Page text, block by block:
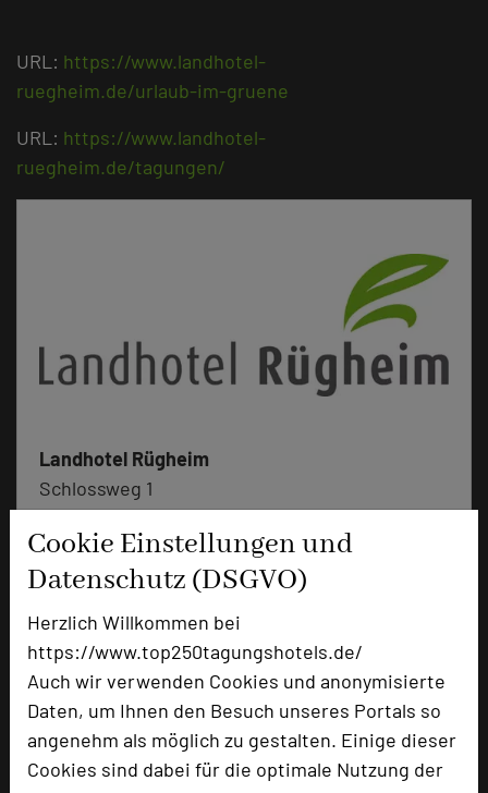
Cookie Einstellungen und
Datenschutz (DSGVO)
Herzlich Willkommen bei
https://www.top250tagungshotels.de/
Auch wir verwenden Cookies und anonymisierte
Daten, um Ihnen den Besuch unseres Portals so
angenehm als möglich zu gestalten. Einige dieser
Cookies sind dabei für die optimale Nutzung der
URL: https://www.landhotel-
ruegheim.de/urlaub-im-gruene
URL: https://www.landhotel-
ruegheim.de/tagungen/
Landhotel Rügheim
Schlossweg 1
97461 Rügheim
phone +49 9523 50293-0
language Homepage
zur Tagungsanfrage hinzufügen add_circle